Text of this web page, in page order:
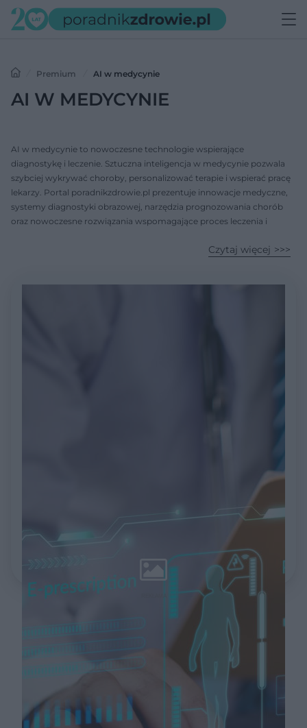
Premium AI w medycynie
AI W MEDYCYNIE
AI w medycynie to nowoczesne technologie wspierające
diagnostykę i leczenie. Sztuczna inteligencja w medycynie pozwala
szybciej wykrywać choroby, personalizować terapie i wspierać pracę
lekarzy. Portal poradnikzdrowie.pl prezentuje innowacje medyczne,
systemy diagnostyki obrazowej, narzędzia prognozowania chorób
oraz nowoczesne rozwiązania wspomagające proces leczenia i
Czytaj więcej